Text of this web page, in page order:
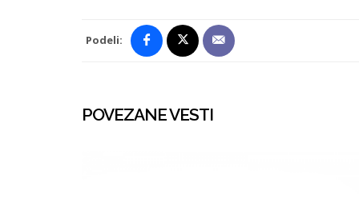
Podeli:
POVEZANE VESTI